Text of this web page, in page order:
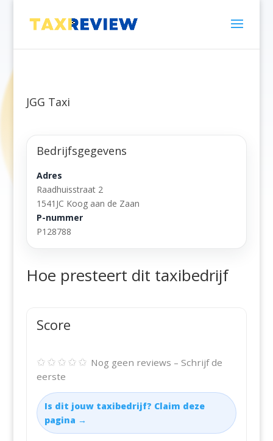
JGG Taxi
Bedrijfsgegevens
Adres
Raadhuisstraat 2
1541JC Koog aan de Zaan
P-nummer
P128788
Hoe presteert dit taxibedrijf
Score
✩✩✩✩✩ Nog geen reviews – Schrijf de
eerste
Is dit jouw taxibedrijf? Claim deze
pagina →